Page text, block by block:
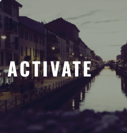
Saltar
al
contenido
ACTIVATE